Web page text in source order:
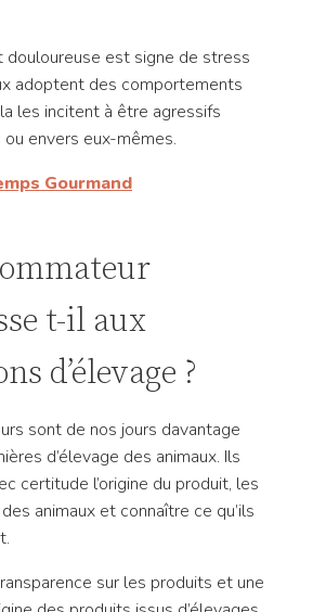
douloureuse est signe de stress
adoptent des comportements
les incitent à être agressifs
envers eux-mêmes.
t-il aux
d’élevage ?
sont de nos jours davantage
d’élevage des animaux. Ils
certitude l’origine du produit, les
animaux et connaître ce qu’ils
sur les produits et une